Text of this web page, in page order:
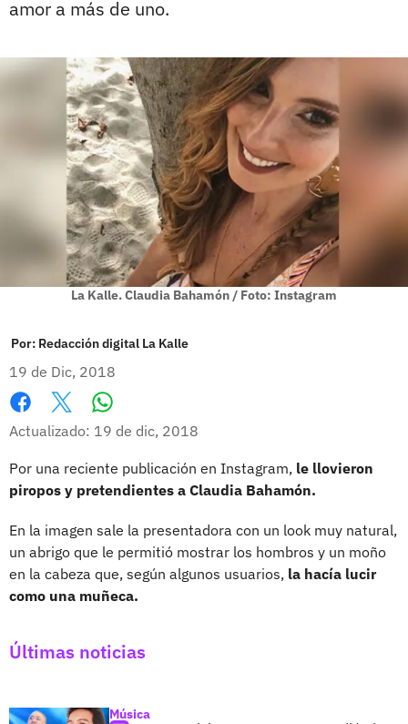
amor a más de uno.
La Kalle. Claudia Bahamón / Foto: Instagram
Por: Redacción digital La Kalle
19 de Dic, 2018
Facebook
X
Actualizado: 19 de dic, 2018
Por una reciente publicación en Instagram, le llovieron
piropos y pretendientes a Claudia Bahamón.
En la imagen sale la presentadora con un look muy natural,
un abrigo que le permitió mostrar los hombros y un moño
en la cabeza que, según algunos usuarios, la hacía lucir
como una muñeca.
Últimas noticias
Música